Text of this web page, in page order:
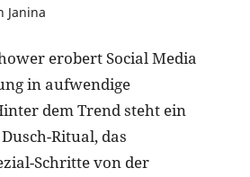
Janina
erobert Social Media
in aufwendige
dem Trend steht ein
Ritual, das
Schritte von der